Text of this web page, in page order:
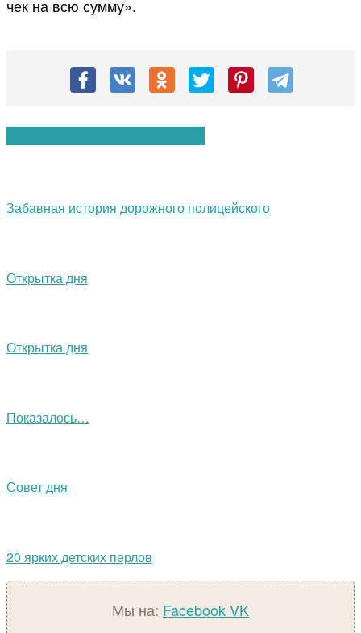
чек на всю сумму».
Забавная история дорожного полицейского
Открытка дня
Открытка дня
Показалось…
Совет дня
20 ярких детских перлов
Мы на: FacebookVK